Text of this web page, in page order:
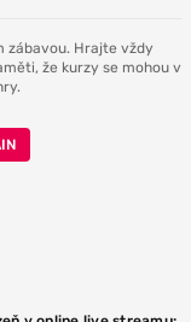
zábavou. Hrajte vždy
že kurzy se mohou v